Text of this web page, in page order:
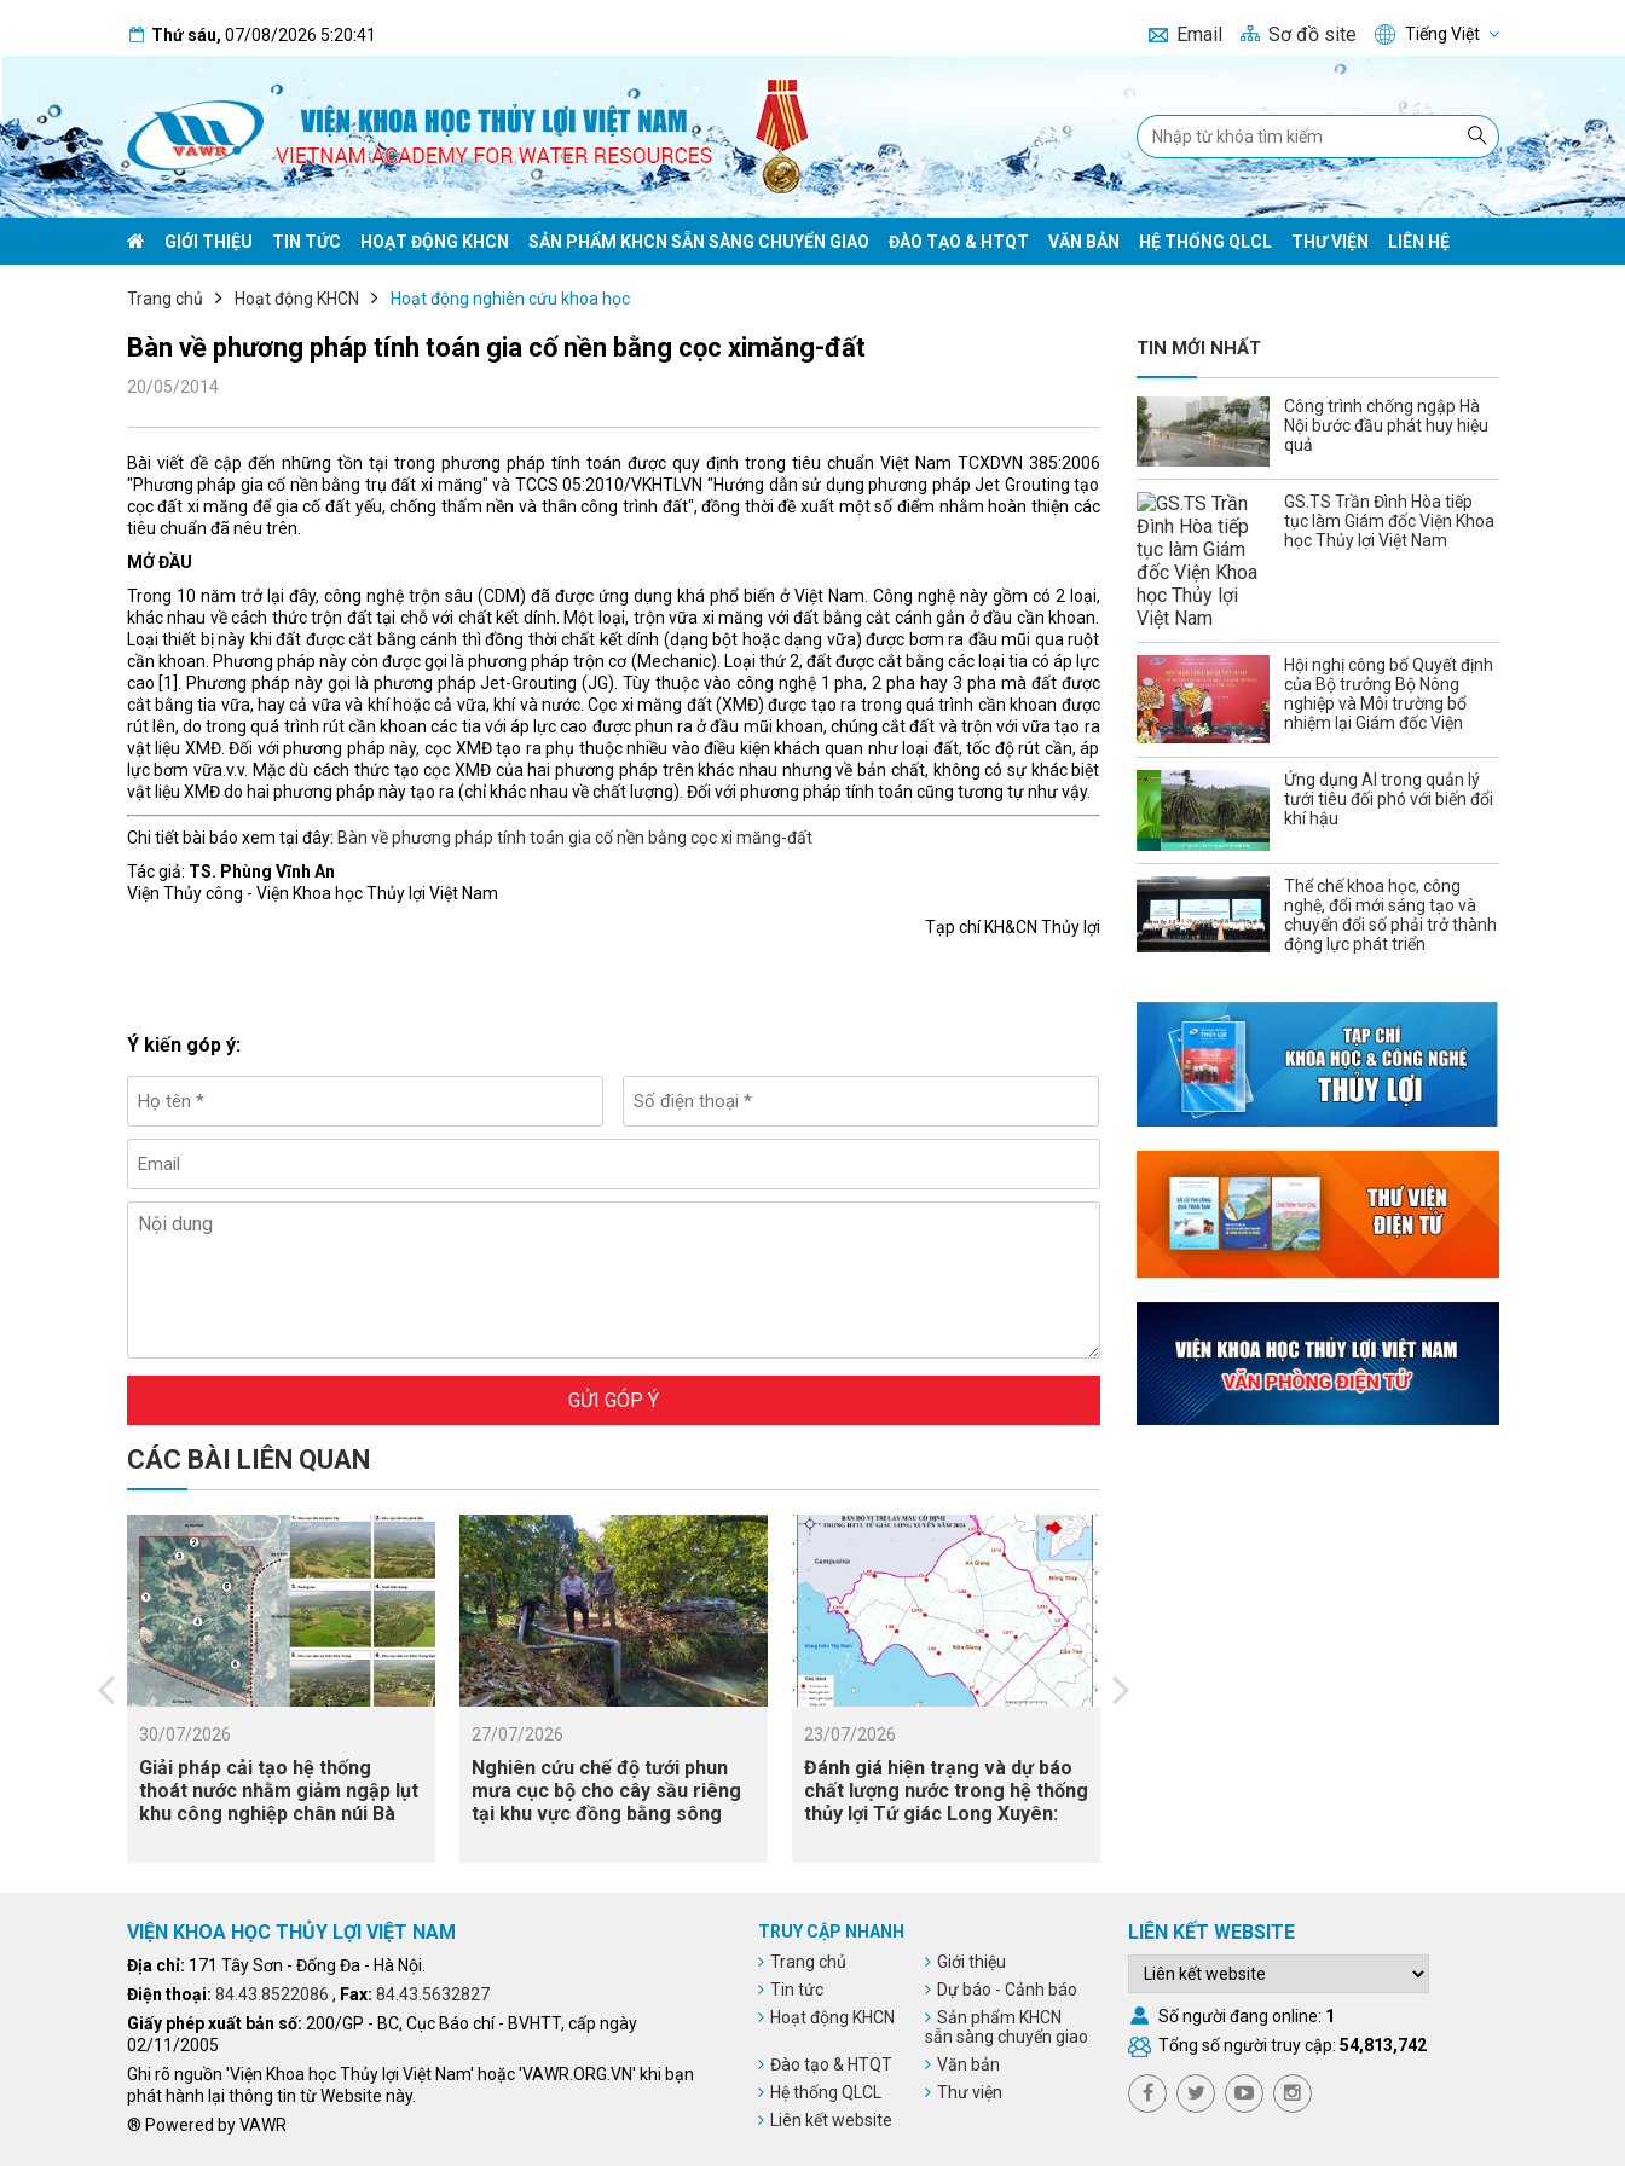
Thứ sáu, 07/08/2026 5:20:42 Email Sơ đồ site Tiếng Việt
GIỚI THIỆU TIN TỨC HOẠT ĐỘNG KHCN SẢN PHẨM KHCN SẴN SÀNG CHUYỂN GIAO ĐÀO TẠO & HTQT VĂN BẢN HỆ THỐNG QLCL THƯ VIỆN LIÊN HỆ
Trang chủ Hoạt động KHCN Hoạt động nghiên cứu khoa học
Bàn về phương pháp tính toán gia cố nền bằng cọc ximăng-đất
20/05/2014
Bài viết đề cập đến những tồn tại trong phương pháp tính toán được quy định trong tiêu chuẩn Việt Nam TCXDVN 385:2006
"Phương pháp gia cố nền bằng trụ đất xi măng" và TCCS 05:2010/VKHTLVN "Hướng dẫn sử dụng phương pháp Jet Grouting tạo
cọc đất xi măng để gia cố đất yếu, chống thấm nền và thân công trình đất", đồng thời đề xuất một số điểm nhằm hoàn thiện các
tiêu chuẩn đã nêu trên.
MỞ ĐẦU
Trong 10 năm trở lại đây, công nghệ trộn sâu (CDM) đã được ứng dụng khá phổ biến ở Việt Nam. Công nghệ này gồm có 2 loại,
khác nhau về cách thức trộn đất tại chỗ với chất kết dính. Một loại, trộn vữa xi măng với đất bằng cắt cánh gắn ở đầu cần khoan.
Loại thiết bị này khi đất được cắt bằng cánh thì đồng thời chất kết dính (dạng bột hoặc dạng vữa) được bơm ra đầu mũi qua ruột
cần khoan. Phương pháp này còn được gọi là phương pháp trộn cơ (Mechanic). Loại thứ 2, đất được cắt bằng các loại tia có áp lực
cao [1]. Phương pháp này gọi là phương pháp Jet-Grouting (JG). Tùy thuộc vào công nghệ 1 pha, 2 pha hay 3 pha mà đất được
cắt bằng tia vữa, hay cả vữa và khí hoặc cả vữa, khí và nước. Cọc xi măng đất (XMĐ) được tạo ra trong quá trình cần khoan được
rút lên, do trong quá trình rút cần khoan các tia với áp lực cao được phun ra ở đầu mũi khoan, chúng cắt đất và trộn với vữa tạo ra
vật liệu XMĐ. Đối với phương pháp này, cọc XMĐ tạo ra phụ thuộc nhiều vào điều kiện khách quan như loại đất, tốc độ rút cần, áp
lực bơm vữa.v.v. Mặc dù cách thức tạo cọc XMĐ của hai phương pháp trên khác nhau nhưng về bản chất, không có sự khác biệt
vật liệu XMĐ do hai phương pháp này tạo ra (chỉ khác nhau về chất lượng). Đối với phương pháp tính toán cũng tương tự như vậy.
Chi tiết bài báo xem tại đây: Bàn về phương pháp tính toán gia cố nền bằng cọc xi măng-đất
Tác giả: TS. Phùng Vĩnh An
Viện Thủy công - Viện Khoa học Thủy lợi Việt Nam
Tạp chí KH&CN Thủy lợi
Ý kiến góp ý:
GỬI GÓP Ý
CÁC BÀI LIÊN QUAN
30/07/2026
Giải pháp cải tạo hệ thống
thoát nước nhằm giảm ngập lụt
khu công nghiệp chân núi Bà
27/07/2026
Nghiên cứu chế độ tưới phun
mưa cục bộ cho cây sầu riêng
tại khu vực đồng bằng sông
23/07/2026
Đánh giá hiện trạng và dự báo
chất lượng nước trong hệ thống
thủy lợi Tứ giác Long Xuyên:
TIN MỚI NHẤT
Công trình chống ngập Hà
Nội bước đầu phát huy hiệu
quả
GS.TS Trần Đình Hòa tiếp
tục làm Giám đốc Viện Khoa
học Thủy lợi Việt Nam
Hội nghị công bố Quyết định
của Bộ trưởng Bộ Nông
nghiệp và Môi trường bổ
nhiệm lại Giám đốc Viện
Ứng dụng AI trong quản lý
tưới tiêu đối phó với biến đổi
khí hậu
Thể chế khoa học, công
nghệ, đổi mới sáng tạo và
chuyển đổi số phải trở thành
động lực phát triển
VIỆN KHOA HỌC THỦY LỢI VIỆT NAM
Địa chỉ: 171 Tây Sơn - Đống Đa - Hà Nội.
Điện thoại: 84.43.8522086 , Fax: 84.43.5632827
Giấy phép xuất bản số: 200/GP - BC, Cục Báo chí - BVHTT, cấp ngày
02/11/2005
Ghi rõ nguồn 'Viện Khoa học Thủy lợi Việt Nam' hoặc 'VAWR.ORG.VN' khi bạn
phát hành lại thông tin từ Website này.
® Powered by VAWR
TRUY CẬP NHANH
Trang chủ
Giới thiệu
Tin tức
Dự báo - Cảnh báo
Hoạt động KHCN
Sản phẩm KHCN
sẵn sàng chuyển giao
Đào tạo & HTQT
Văn bản
Hệ thống QLCL
Thư viện
Liên kết website
LIÊN KẾT WEBSITE
Số người đang online: 1
Tổng số người truy cập:54,813,742